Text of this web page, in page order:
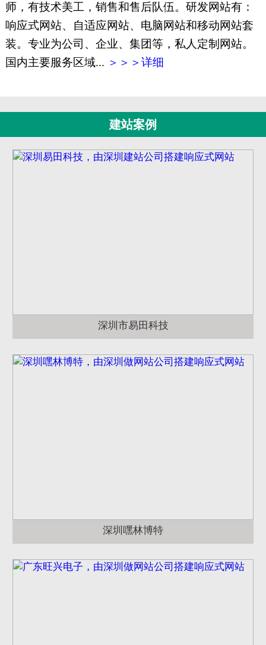
师，有技术美工，销售和售后队伍。研发网站有：
响应式网站、自适应网站、电脑网站和移动网站套
装。专业为公司、企业、集团等，私人定制网站。
国内主要服务区域... ＞＞＞详细
建站案例
深圳市易田科技
深圳嘿林博特